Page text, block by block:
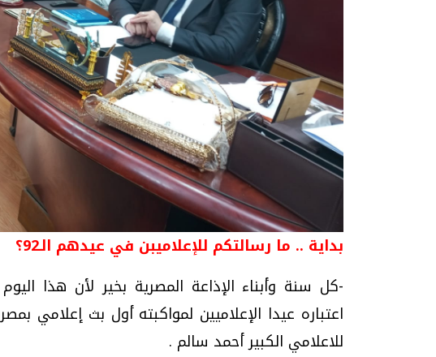
بداية .. ما رسالتكم للإعلاميبن في عيدهم الـ92؟
-كل سنة وأبناء الإذاعة المصرية بخير لأن هذا
للاعلامي الكبير أحمد سالم .